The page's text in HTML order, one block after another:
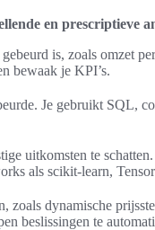
en prescriptieve
is, zoals omzet
bewaak je KPI’s.
Je gebruikt SQL,
uitkomsten te
als scikit-learn,
zoals dynamische
beslissingen te